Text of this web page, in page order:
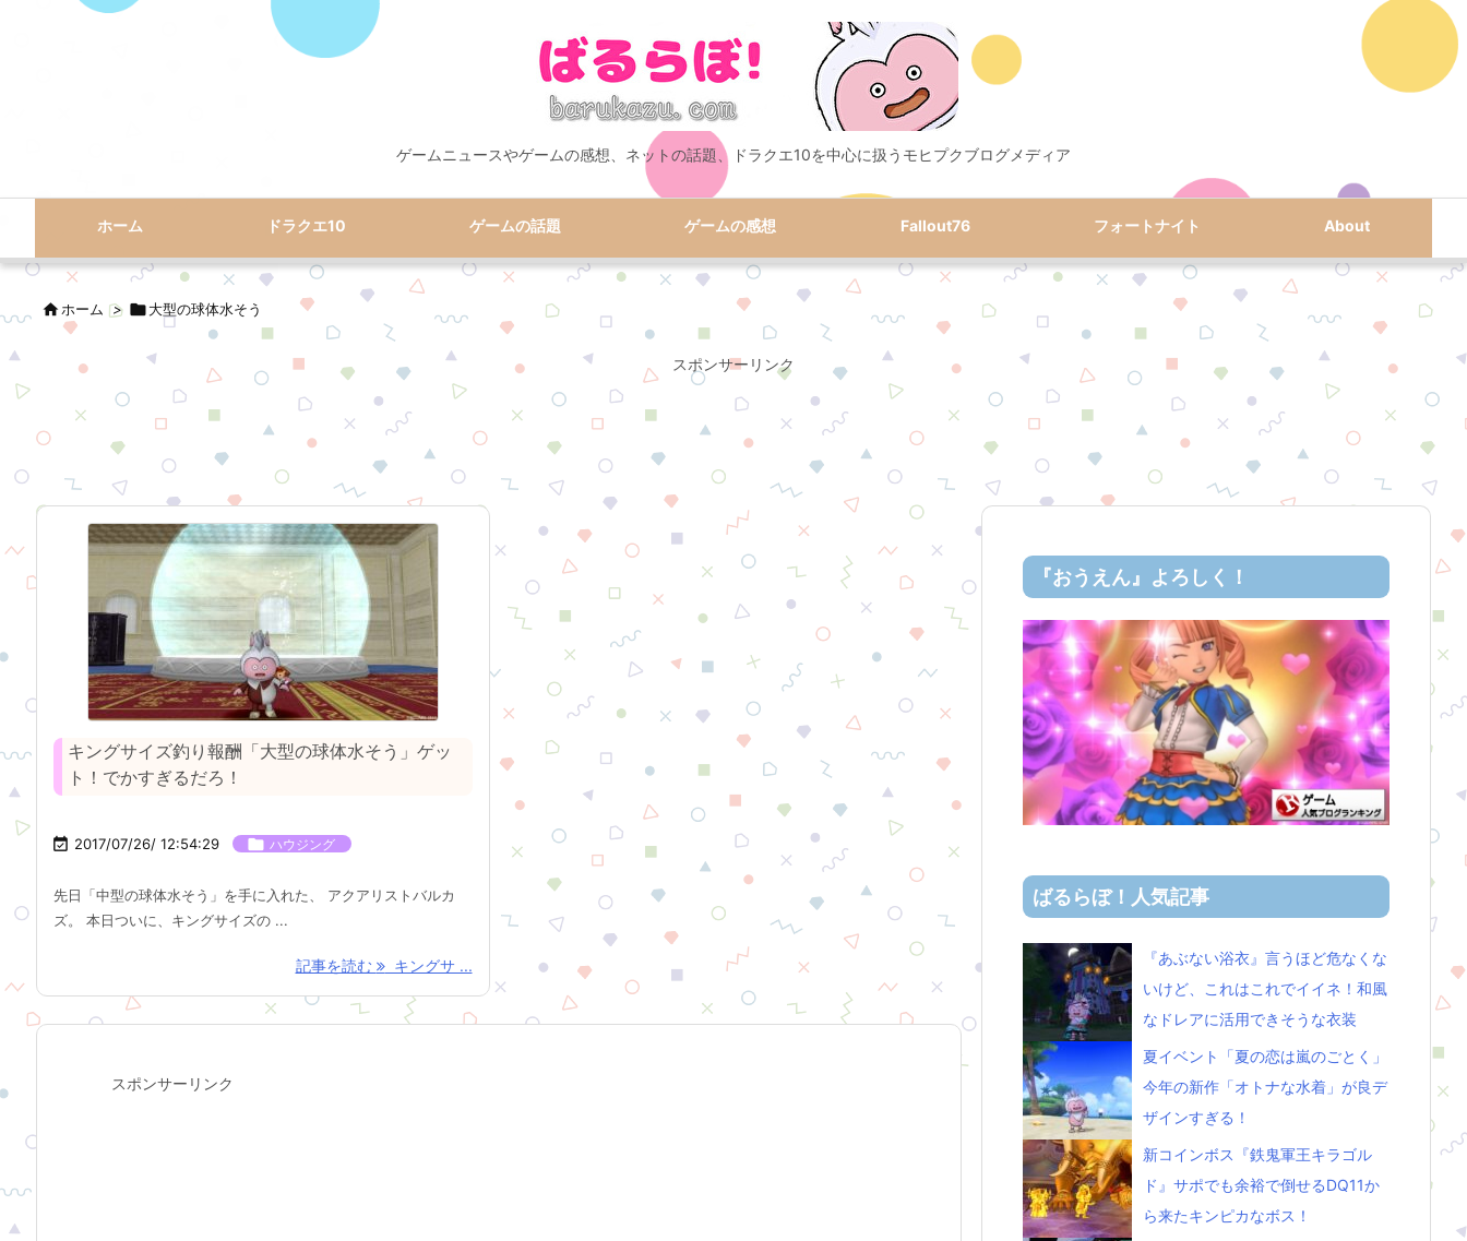
ゲームニュースやゲームの感想、ネットの話題、ドラクエ10を中心に扱うモヒプクブログメディア
ホーム ドラクエ10 ゲームの話題 ゲームの感想 Fallout76 フォートナイト About
ホーム > 大型の球体水そう
スポンサーリンク
キングサイズ釣り報酬「大型の球体水そう」ゲッ
ト！でかすぎるだろ！
 2017/07/26/ 12:54:29  ハウジング
先日「中型の球体水そう」を手に入れた、 アクアリストバルカ
ズ。 本日ついに、キングサイズの ...
記事を読む キングサ ...
スポンサーリンク
『おうえん』よろしく！
ばるらぼ！人気記事
『あぶない浴衣』言うほど危なくな
いけど、これはこれでイイネ！和風
なドレアに活用できそうな衣装
夏イベント「夏の恋は嵐のごとく」
今年の新作「オトナな水着」が良デ
ザインすぎる！
新コインボス『鉄鬼軍王キラゴル
ド』サポでも余裕で倒せるDQ11か
ら来たキンピカなボス！